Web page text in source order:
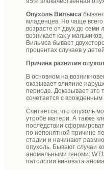
Опухоль Вильмса
младенцев. Но чаще
возрасте от двух до семи
возникает как у
Вильмса бывает
процентах случаев у
Причина развития
В основном на
оказывает влияние
периоде. Доказывает это
сочетается с врожденным
Считается, что опухоль
утробе матери. А также
последствии
по непонятной причине
стадии и начинают
опухоль. Бывают случаи
аномальными геноми:
патологии виновата